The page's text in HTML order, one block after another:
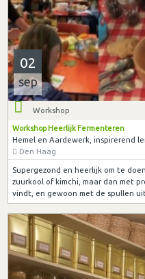
02
sep
Workshop
Workshop Heerlijk Fermenteren
Hemel en Aardewerk, inspirerend
Den Haag
Supergezond en heerlijk om te
zuurkool of kimchi, maar dan met
vindt, en gewoon met de spullen